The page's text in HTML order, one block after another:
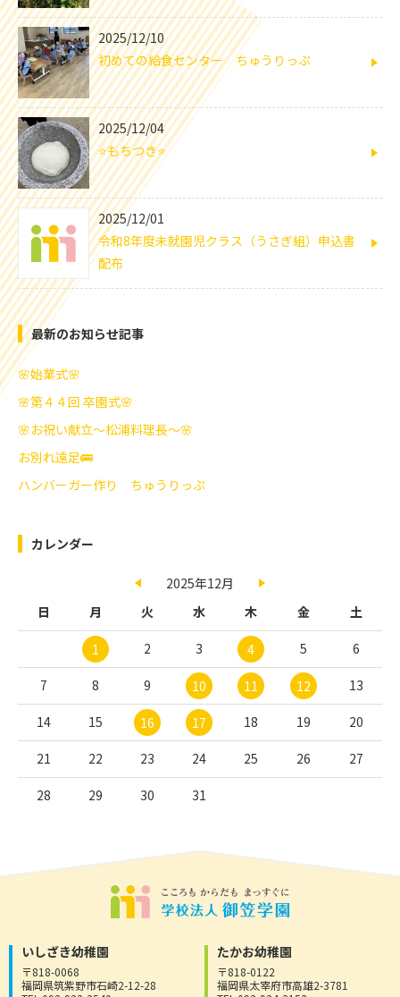
2025/12/10
初めての給食センター ちゅうりっぷ
2025/12/04
⭐もちつき⭐
2025/12/01
令和8年度未就園児クラス（うさぎ組）申込書
配布
最新のお知らせ記事
🌸始業式🌸
🌸第４４回 卒園式🌸
🌸お祝い献立～松浦料理長～🌸
お別れ遠足🚌
ハンバーガー作り ちゅうりっぷ
カレンダー
2025年12月
日
月 火 水 木 金 土
1 2 3 4 5 6
7 8 9 10 11 12 13
14 15 16 17 18 19 20
21 22 23 24 25 26 27
28 29 30 31
いしざき幼稚園
〒818-0068
福岡県筑紫野市石崎2-12-28
たかお幼稚園
〒818-0122
福岡県太宰府市高雄2-3781